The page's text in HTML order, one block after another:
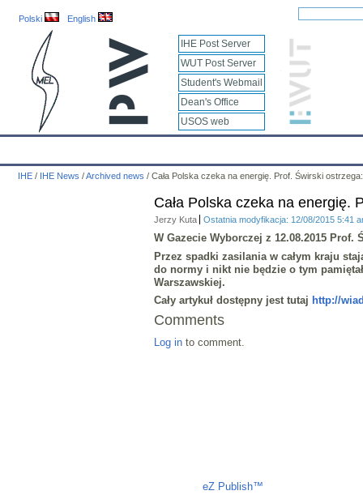
Polski English
IHE Post Server
WUT Post Server
Student's Webmail
Dean's Office
USOS web
IHE / IHE News /Archived news / Cała Polska czeka na energię. Prof. Świrski ostrzega:
Cała Polska czeka na energię.
Jerzy Kuta Ostatnia modyfikacja: 12/08/2015 5:41
W Gazecie Wyborczej z 12.08.2015
Przez spadki zasilania w całym kraju
do normy i nikt nie będzie o tym
Warszawskiej.
Cały artykuł dostępny jest tutaj http://
Comments
Log into comment.
eZ Publish™